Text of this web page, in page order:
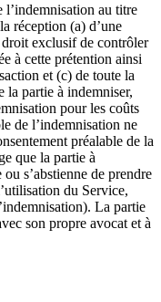
l’indemnisation au titre
réception (a) d’une
exclusif de contrôler
à cette prétention ainsi
et (c) de toute la
la partie à indemniser,
pour les coûts
de l’indemnisation ne
préalable de la
que la partie à
s’abstienne de prendre
du Service,
La partie
son propre avocat et à